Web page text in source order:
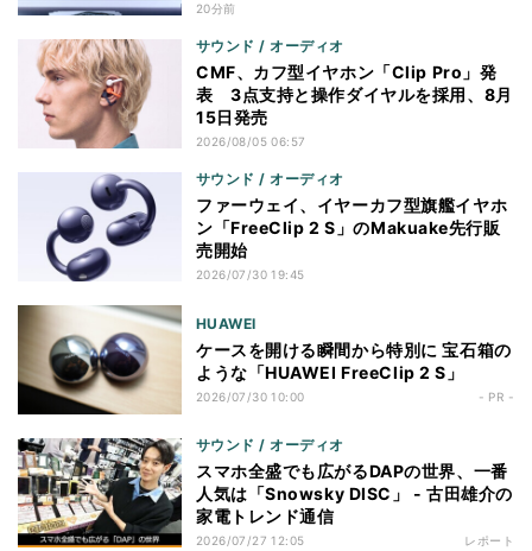
20分前
サウンド / オーディオ
CMF、カフ型イヤホン「Clip Pro」発
表 3点支持と操作ダイヤルを採用、8月
15日発売
2026/08/05 06:57
サウンド / オーディオ
ファーウェイ、イヤーカフ型旗艦イヤホ
ン「FreeClip 2 S」のMakuake先行販
売開始
2026/07/30 19:45
HUAWEI
ケースを開ける瞬間から特別に 宝石箱の
ような「HUAWEI FreeClip 2 S」
2026/07/30 10:00 - PR -
サウンド / オーディオ
スマホ全盛でも広がるDAPの世界、一番
人気は「Snowsky DISC」 - 古田雄介の
家電トレンド通信
2026/07/27 12:05 レポート